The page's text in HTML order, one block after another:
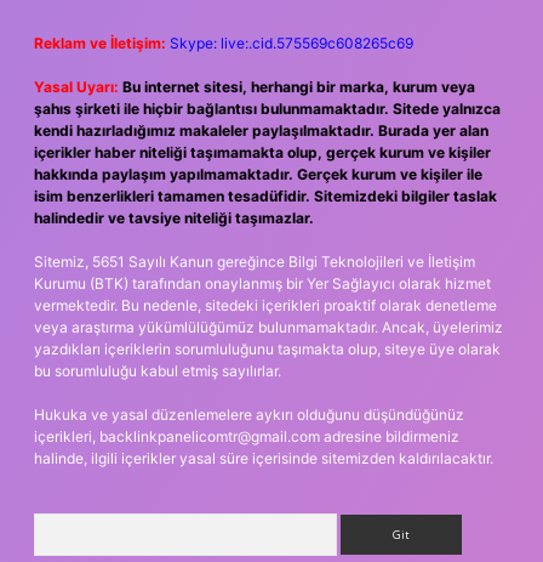
Reklam ve İletişim: Skype: live:.cid.575569c608265c69
Yasal Uyarı: Bu internet sitesi, herhangi bir marka, kurum veya
şahıs şirketi ile hiçbir bağlantısı bulunmamaktadır. Sitede yalnızca
kendi hazırladığımız makaleler paylaşılmaktadır. Burada yer alan
içerikler haber niteliği taşımamakta olup, gerçek kurum ve kişiler
hakkında paylaşım yapılmamaktadır. Gerçek kurum ve kişiler ile
isim benzerlikleri tamamen tesadüfidir. Sitemizdeki bilgiler taslak
halindedir ve tavsiye niteliği taşımazlar.
Sitemiz, 5651 Sayılı Kanun gereğince Bilgi Teknolojileri ve İletişim
Kurumu (BTK) tarafından onaylanmış bir Yer Sağlayıcı olarak hizmet
vermektedir. Bu nedenle, sitedeki içerikleri proaktif olarak denetleme
veya araştırma yükümlülüğümüz bulunmamaktadır. Ancak, üyelerimiz
yazdıkları içeriklerin sorumluluğunu taşımakta olup, siteye üye olarak
bu sorumluluğu kabul etmiş sayılırlar.
Hukuka ve yasal düzenlemelere aykırı olduğunu düşündüğünüz
içerikleri, backlinkpanelicomtr@gmail.com adresine bildirmeniz
halinde, ilgili içerikler yasal süre içerisinde sitemizden kaldırılacaktır.